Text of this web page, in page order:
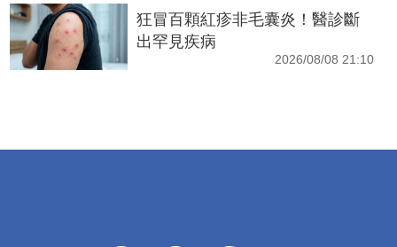
狂冒百顆紅疹非毛囊炎！醫診斷
出罕見疾病
2026/08/08 21:10